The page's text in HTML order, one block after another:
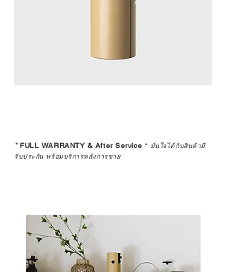
แนะนำให้คุณสอบถามทุกครั้งว่า ร้าน
อย่างเป็นทางการหรือไม่ เพื่อให้คุณ
ในอุปกรณ์ที่คุณรัก มีคุณค่าอย่าง
เพื่อให้คุณได้รับทั้งสินค้า และ
ประสบการณ์ที่สมบูรณ์แบบในระยะ
ยาว
*FULL WARRANTY & After Service * มั่นใจได้กับสินค้ามี
รับประกัน พร้อมบริการหลังการขาย